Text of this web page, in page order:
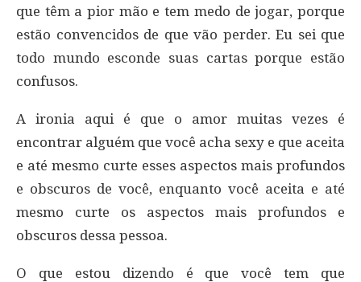
que têm a pior mão e tem medo de jogar, porque
estão convencidos de que vão perder. Eu sei que
todo mundo esconde suas cartas porque estão
confusos.
A ironia aqui é que o amor muitas vezes é
encontrar alguém que você acha sexy e que aceita
e até mesmo curte esses aspectos mais profundos
e obscuros de você, enquanto você aceita e até
mesmo curte os aspectos mais profundos e
obscuros dessa pessoa.
O que estou dizendo é que você tem que